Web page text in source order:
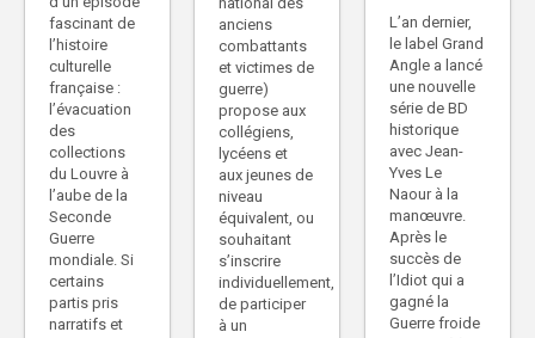
fascinant de
l’histoire
culturelle
française :
l’évacuation
des
collections
du Louvre à
l’aube de la
Seconde
Guerre
mondiale. Si
certains
partis pris
narratifs et
anciens
combattants
et victimes de
guerre)
propose aux
collégiens,
lycéens et
aux jeunes de
niveau
équivalent, ou
souhaitant
s’inscrire
individuellement,
de participer
à un
L’an dernier,
le label Grand
Angle a lancé
une nouvelle
série de BD
historique
avec Jean-
Yves Le
Naour à la
manœuvre.
Après le
succès de
l’Idiot qui a
gagné la
Guerre froide